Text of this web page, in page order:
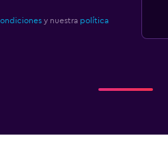
y nuestra política